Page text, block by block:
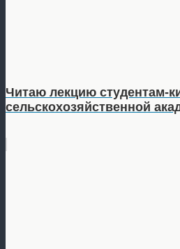
Читаю лекцию студентам-
сельскохозяйственной